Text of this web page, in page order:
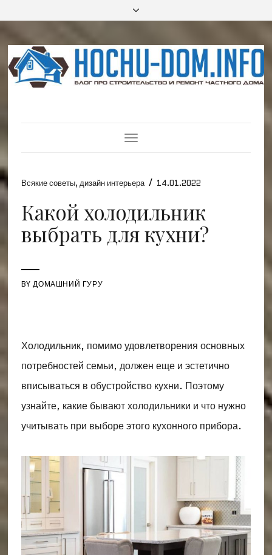
Toggle
Navigation
Всякие советы, дизайн интерьера / 14.01.2022
Какой холодильник
выбрать для кухни?
BYДОМАШНИЙ ГУРУ
Холодильник, помимо удовлетворения основных
потребностей семьи, должен еще и эстетично
вписываться в обустройство кухни. Поэтому
узнайте, какие бывают холодильники и что нужно
учитывать при выборе этого кухонного прибора.